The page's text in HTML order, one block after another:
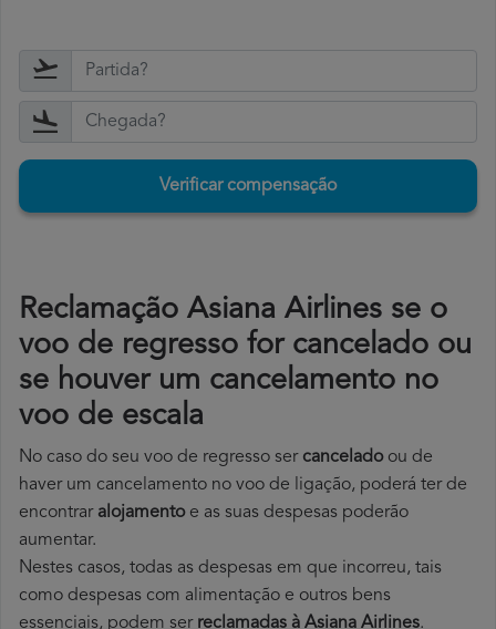
Verificar compensação
Reclamação Asiana Airlines se o
voo de regresso for cancelado ou
se houver um cancelamento no
voo de escala
No caso do seu voo de regresso ser canceladoou de
haver um cancelamento no voo de ligação, poderá ter de
encontrar alojamentoe as suas despesas poderão
aumentar.
Nestes casos, todas as despesas em que incorreu, tais
como despesas com alimentação e outros bens
essenciais, podem ser reclamadas à Asiana Airlines.